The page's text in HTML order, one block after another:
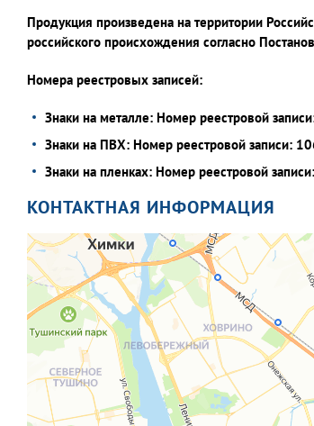
Продукция произведена на территории
российского происхождения согласно
Номера реестровых записей:
Знаки на металле: Номер реестровой
Знаки на ПВХ: Номер реестровой записи:
Знаки на пленках: Номер реестровой
КОНТАКТНАЯ ИНФОРМАЦИЯ